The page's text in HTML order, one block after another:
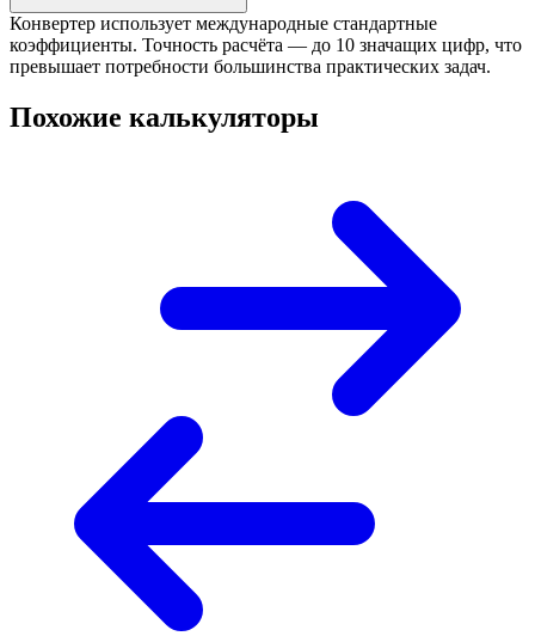
Конвертер использует международные стандартные
коэффициенты. Точность расчёта — до 10 значащих цифр, что
превышает потребности большинства практических задач.
Похожие калькуляторы